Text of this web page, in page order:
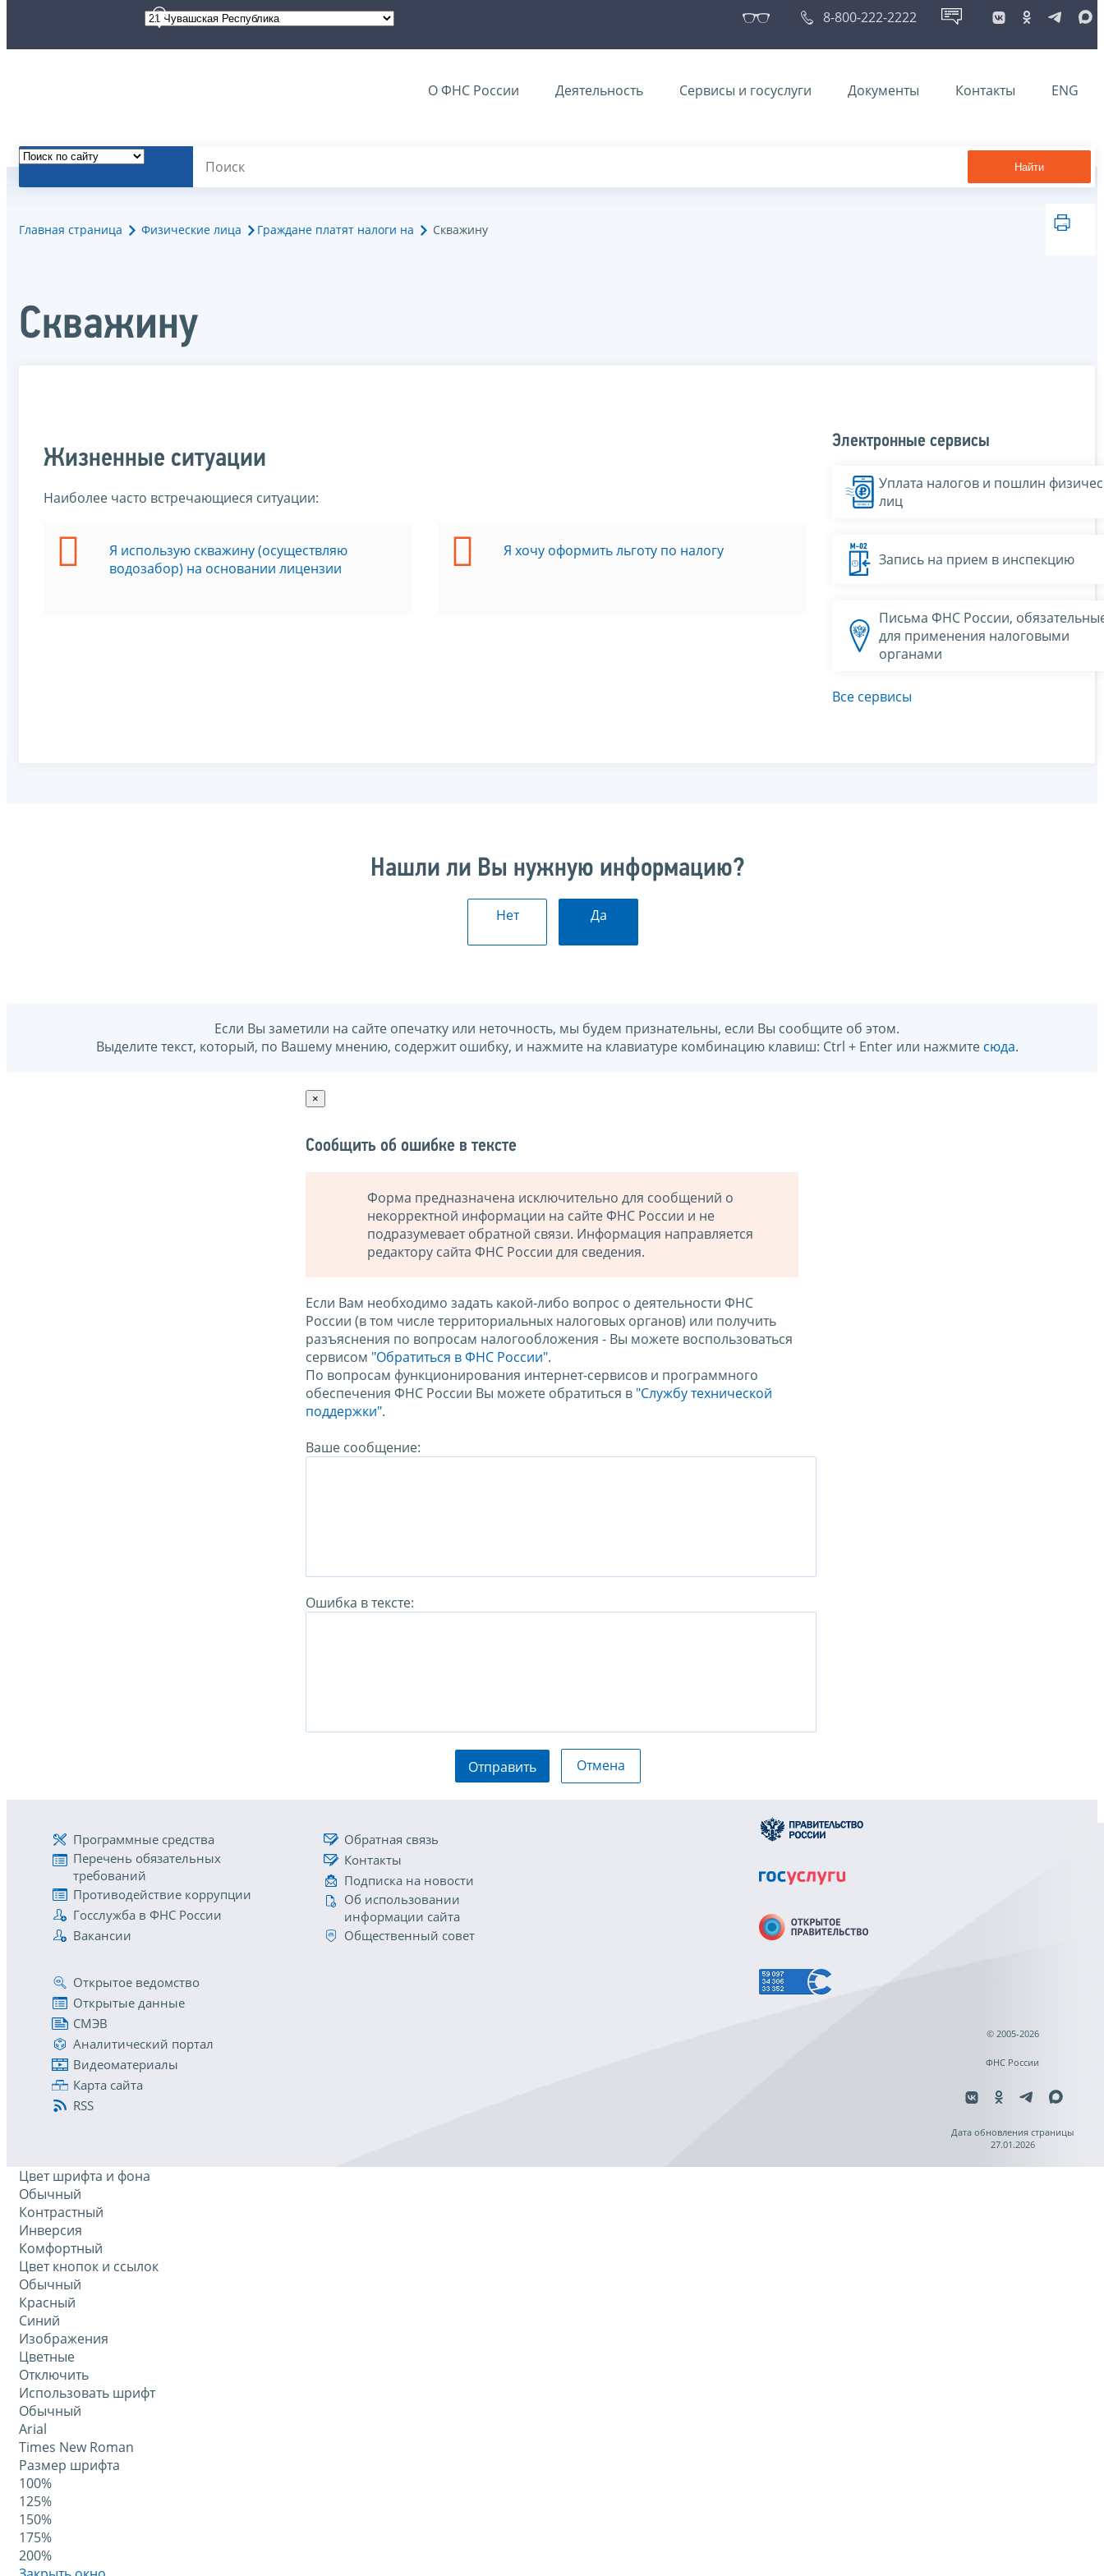
8-800-222-2222
О ФНС России Деятельность Сервисы и госуслуги Документы Контакты ENG
Найти
Главная страница Физические лица Граждане платят налоги на Скважину
Скважину
Жизненные ситуации
Наиболее часто встречающиеся ситуации:
Я использую скважину (осуществляю
водозабор) на основании лицензии
Я хочу оформить льготу по налогу
Электронные сервисы
Уплата налогов и пошлин
лиц
Запись на прием в инспекцию
Письма ФНС России,
для применения налоговыми
органами
Все сервисы
Нашли ли Вы нужную информацию?
Нет Да
Если Вы заметили на сайте опечатку или неточность, мы будем признательны, если Вы сообщите об этом.
Выделите текст, который, по Вашему мнению, содержит ошибку, и нажмите на клавиатуре комбинацию клавиш: Ctrl + Enter или нажмите сюда.
×
Сообщить об ошибке в тексте
Форма предназначена исключительно для сообщений о
некорректной информации на сайте ФНС России и не
подразумевает обратной связи. Информация направляется
редактору сайта ФНС России для сведения.
Если Вам необходимо задать какой-либо вопрос о деятельности ФНС
России (в том числе территориальных налоговых органов) или получить
разъяснения по вопросам налогообложения - Вы можете воспользоваться
сервисом "Обратиться в ФНС России".
По вопросам функционирования интернет-сервисов и программного
обеспечения ФНС России Вы можете обратиться в "Службу технической
поддержки".
Ваше сообщение:
Ошибка в тексте:
Отправить Отмена
Программные средства
Перечень обязательных
требований
Противодействие коррупции
Госслужба в ФНС России
Вакансии
Обратная связь
Контакты
Подписка на новости
Об использовании
информации сайта
Общественный совет
Открытое ведомство
Открытые данные
СМЭВ
Аналитический портал
Видеоматериалы
Карта сайта
RSS
© 2005-2026
ФНС России
Дата обновления страницы
27.01.2026
Цвет шрифта и фона
Обычный
Контрастный
Инверсия
Комфортный
Цвет кнопок и ссылок
Обычный
Красный
Синий
Изображения
Цветные
Отключить
Использовать шрифт
Обычный
Arial
Times New Roman
Размер шрифта
100%
125%
150%
175%
200%